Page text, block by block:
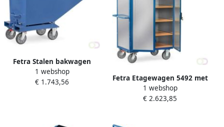
Fetra Stalen bakwagen
4702-aftapkraan 450 Liter
750 kg draagvermogen
1 webshop
€ 1.743,56
Fetra Etagewagen 5492 met
verzinkte staalplaat
Laadvlak 1.000 x 680 mm
1 webshop
€ 2.623,85